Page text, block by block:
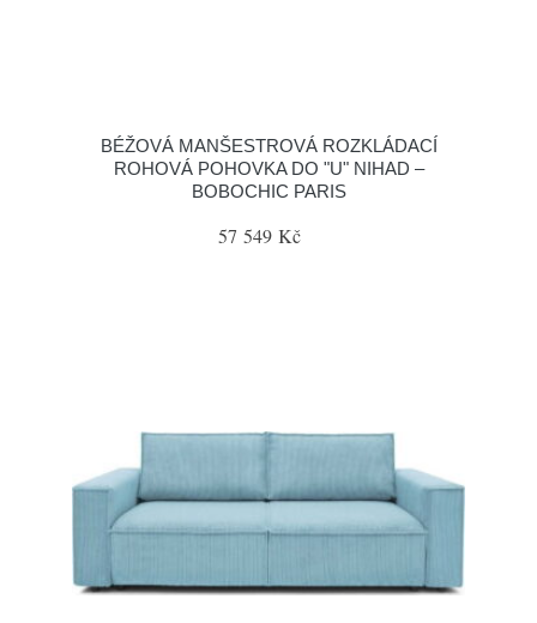
BÉŽOVÁ MANŠESTROVÁ ROZKLÁDACÍ
ROHOVÁ POHOVKA DO "U" NIHAD –
BOBOCHIC PARIS
57 549 Kč